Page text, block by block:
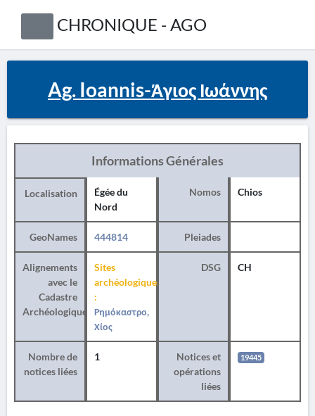
CHRONIQUE - AGO
Ag. Ioannis-Άγιος Ιωάννης
Informations Générales
Localisation
Égée du
Nord
Nomos Chios
GeoNames 444814 Pleiades
Alignements
avec le
Cadastre
Archéologique
Sites
archéologiques
:
Ρημόκαστρο,
Χίος
DSG CH
Nombre de
notices liées
1
Notices et
opérations
liées
19445